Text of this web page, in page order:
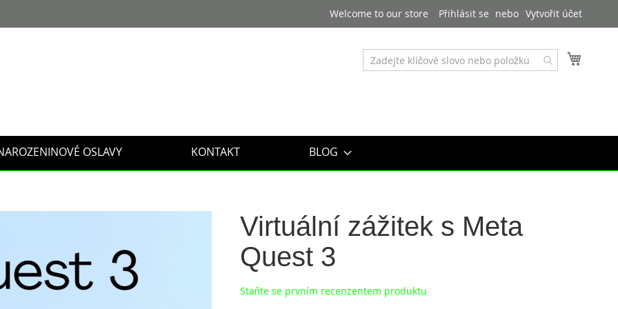
Welcome to our store Přihlásit se Vytvořit účet
OSLAVY KONTAKT BLOG
Virtuální zážitek s Meta
Quest 3
Staňte se prvním recenzentem produktu